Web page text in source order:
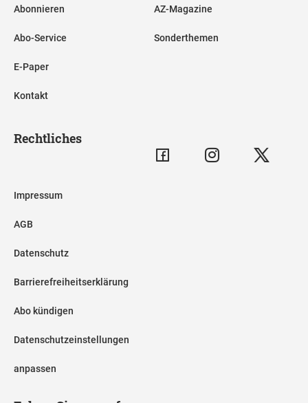
Abonnieren
Abo-Service
E-Paper
Kontakt
AZ-Magazine
Sonderthemen
Rechtliches
Impressum
AGB
Datenschutz
Barrierefreiheitserklärung
Abo kündigen
Datenschutzeinstellungen
anpassen